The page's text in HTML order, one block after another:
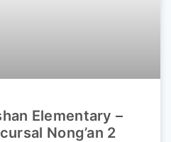
Elementary –
Nong’an 2